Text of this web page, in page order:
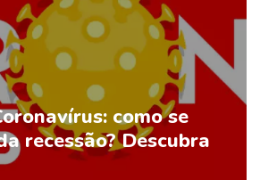
como se
recessão? Descubra